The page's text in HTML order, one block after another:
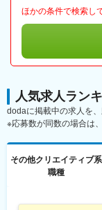
ほかの条件で検索し
人気求人ラン
dodaに掲載中の求人を
※応募数が同数の場合は
その他クリエイティブ系
職種